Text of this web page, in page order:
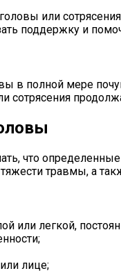
или
поддержку и
полной мере
что
травмы, а
или легкой,
лице;